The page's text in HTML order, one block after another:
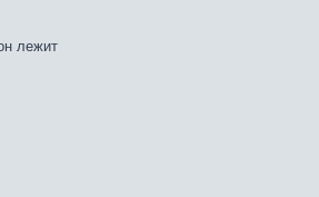
лежит